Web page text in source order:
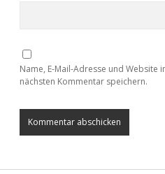
Name, E-Mail-Adresse und Website
nächsten Kommentar speichern.